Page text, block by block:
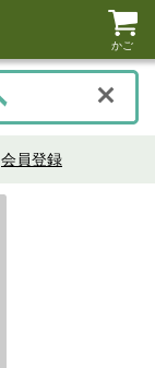
かご
会員登録